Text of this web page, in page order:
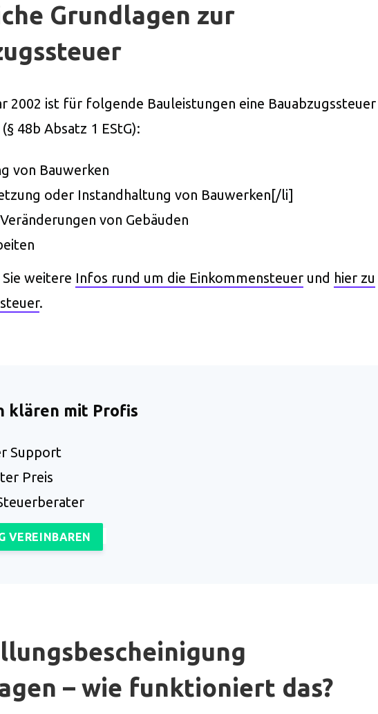
Grundlagen zur
2002 ist für folgende Bauleistungen eine Bauabzugssteuer
48b Absatz 1 EStG):
von Bauwerken
oder Instandhaltung von Bauwerken[/li]
von Gebäuden
weitere Infos rund um die Einkommensteuer und hier zu
.
klären mit Profis
Support
Preis
VEREINBAREN
– wie funktioniert das?